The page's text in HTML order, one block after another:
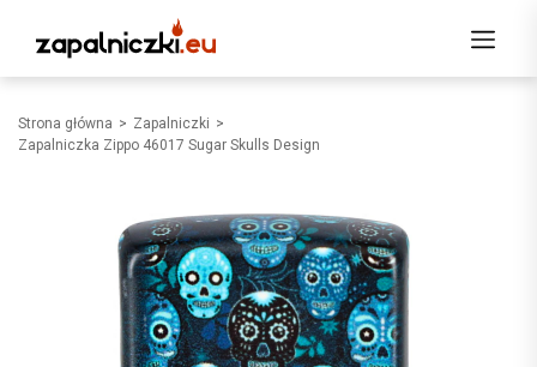
Strona główna
Zapalniczki
Zapalniczka Zippo 46017 Sugar Skulls Design